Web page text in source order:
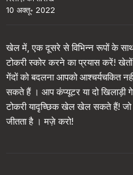
10 अक्तू॰ 2022
खेल में, एक दूसरे से विभिन्न रूपों के
टोकरी स्कोर करने का प्रयास करें!
गेंदों को बदलना आपको आश्चर्यचकित
सकते हैं । आप कंप्यूटर या दो खिलाड़ी
टोकरी यादृच्छिक खेल खेल सकते हैं!
जीतता है । मज़े करो!